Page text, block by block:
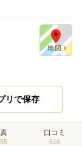
リで保存
口コミ
516